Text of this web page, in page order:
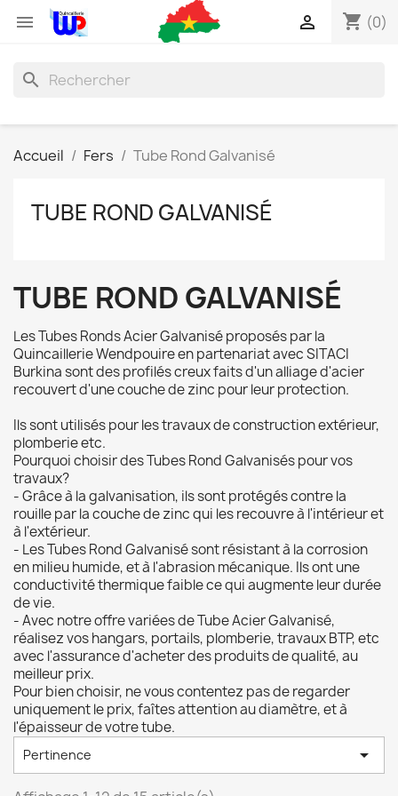
 shopping_cart (0)

search
Accueil Fers Tube Rond Galvanisé
TUBE ROND GALVANISÉ
TUBE ROND GALVANISÉ
Les Tubes Ronds Acier Galvanisé proposés par la
Quincaillerie Wendpouire en partenariat avec SITACI
Burkina sont des profilés creux faits d'un alliage d'acier
recouvert d'une couche de zinc pour leur protection.
Ils sont utilisés pour les travaux de construction extérieur,
plomberie etc.
Pourquoi choisir des Tubes Rond Galvanisés pour vos
travaux?
- Grâce à la galvanisation, ils sont protégés contre la
rouille par la couche de zinc qui les recouvre à l'intérieur et
à l'extérieur.
- Les Tubes Rond Galvanisé sont résistant à la corrosion
en milieu humide, et à l'abrasion mécanique. Ils ont une
conductivité thermique faible ce qui augmente leur durée
de vie.
- Avec notre offre variées de Tube Acier Galvanisé,
réalisez vos hangars, portails, plomberie, travaux BTP, etc
avec l'assurance d'acheter des produits de qualité, au
meilleur prix.
Pour bien choisir, ne vous contentez pas de regarder
uniquement le prix, faîtes attention au diamètre, et à
l'épaisseur de votre tube.
Pertinence 